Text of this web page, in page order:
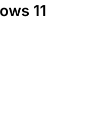
11